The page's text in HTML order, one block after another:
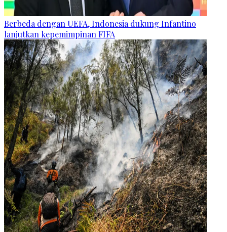
Berbeda dengan UEFA, Indonesia dukung Infantino
lanjutkan kepemimpinan FIFA